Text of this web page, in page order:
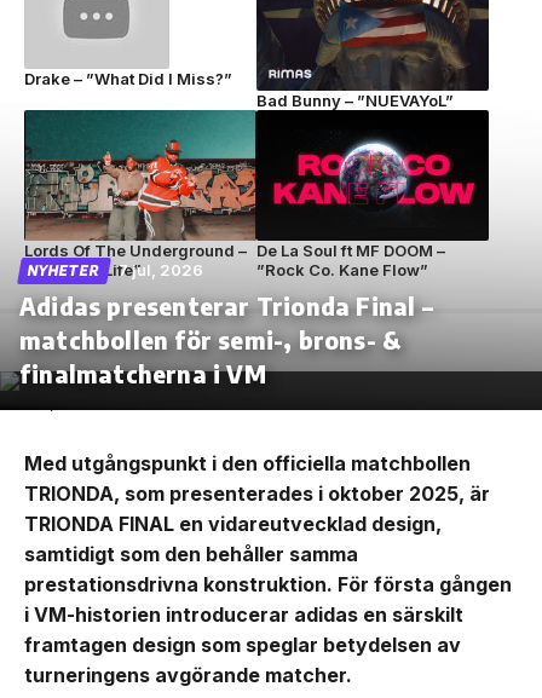
Drake – ”What Did I Miss?”
Bad Bunny – ”NUEVAYoL”
Lords Of The Underground –
”Circle Of Life”
De La Soul ft MF DOOM –
”Rock Co. Kane Flow”
NYHETER 7 jul, 2026
Adidas presenterar Trionda Final –
matchbollen för semi-, brons- &
finalmatcherna i VM
Med utgångspunkt i den officiella matchbollen
TRIONDA, som presenterades i oktober 2025, är
TRIONDA FINAL en vidareutvecklad design,
samtidigt som den behåller samma
prestationsdrivna konstruktion. För första gången
i VM-historien introducerar adidas en särskilt
framtagen design som speglar betydelsen av
turneringens avgörande matcher.